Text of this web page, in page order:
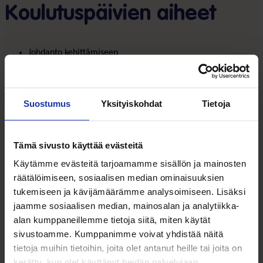
Suostumus Yksityiskohdat Tietoja
Tämä sivusto käyttää evästeitä
Käytämme evästeitä tarjoamamme sisällön ja mainosten
räätälöimiseen, sosiaalisen median ominaisuuksien
tukemiseen ja kävijämäärämme analysoimiseen. Lisäksi
jaamme sosiaalisen median, mainosalan ja analytiikka-
alan kumppaneillemme tietoja siitä, miten käytät
sivustoamme. Kumppanimme voivat yhdistää näitä
tietoja muihin tietoihin, joita olet antanut heille tai joita on
Koulutuspäivien aiheet
Johdanto kehittämiseen
Strateginen kehittäminen, toimintaympäristö ja tavoitteet
Projektin suunnittelu ja johtaminen
Palvelumuotoilun prosessi
Digitaalinen palvelumuotoilu
Hanketyöpaja/Sparraukset
Palvelumuotoilun toteuttaminen
Hinnoittelu ja taloudelliset vaikutukset
Palvelun lanseeraus
Loppuseminaari ja valmistujaiset